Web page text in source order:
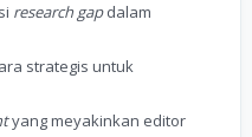
research gapdalam
strategis untuk
yang meyakinkan editor